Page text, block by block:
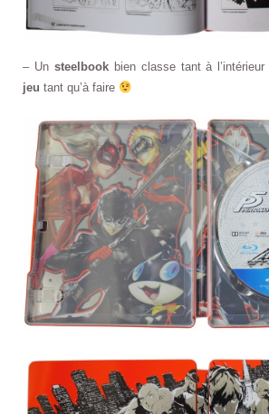
– Un steelbookbien classe tant à l’intérieur
jeu tant qu’à faire